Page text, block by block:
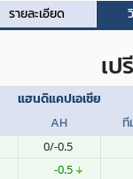
รายละเอียด
เ
แฮนดิแคปเอเชีย
AH ที
0/-0.5
-0.5